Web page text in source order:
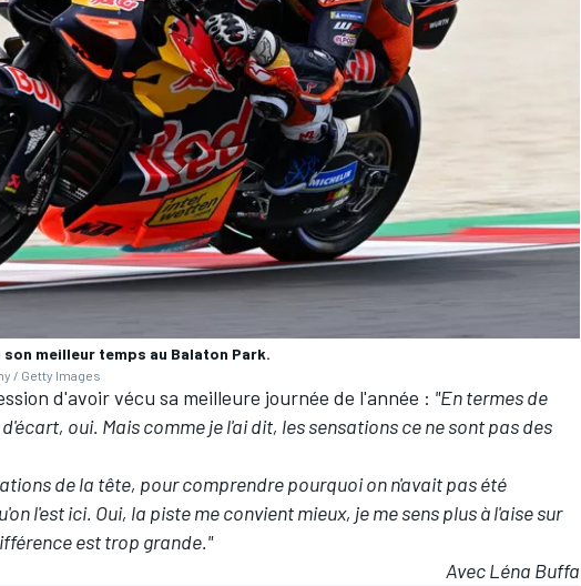
meilleur temps au Balaton Park.
/ Getty Images
d'avoir vécu sa meilleure journée de l'année : "En termes de
oui. Mais comme je l'ai dit, les sensations ce ne sont pas des
de la tête, pour comprendre pourquoi on n'avait pas été
l'est ici. Oui, la piste me convient mieux, je me sens plus à l'aise sur
est trop grande."
Avec Léna Buffa